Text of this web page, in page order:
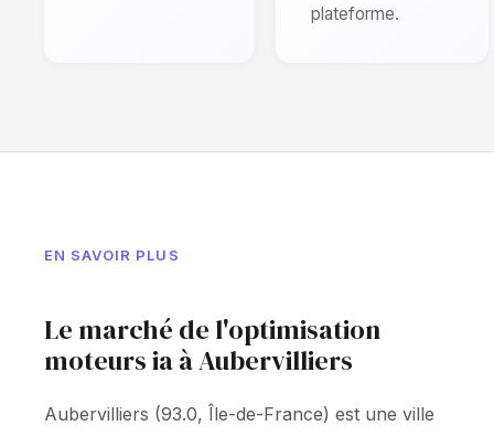
plateforme.
EN SAVOIR PLUS
Le marché de l'optimisation
moteurs ia à Aubervilliers
Aubervilliers (93.0, Île-de-France) est une ville